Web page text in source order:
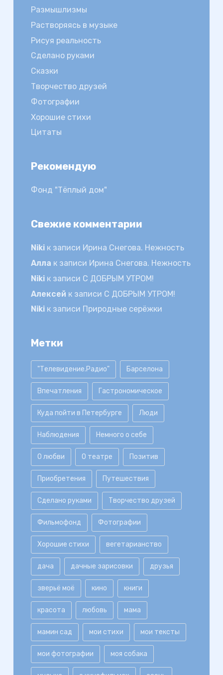
Размышлизмы
Растворяясь в музыке
Рисуя реальность
Сделано руками
Сказки
Творчество друзей
Фотографии
Хорошие стихи
Цитаты
Рекомендую
Фонд "Тёплый дом"
Свежие комментарии
Nikiк записи Ирина Снегова. Нежность
Алла к записи Ирина Снегова. Нежность
Nikiк записи С ДОБРЫМ УТРОМ!
Алексей к записи С ДОБРЫМ УТРОМ!
Nikiк записи Природные серёжки
Метки
"Телевидение.Радио" Барселона
Впечатления Гастрономическое
Куда пойти в Петербурге Люди
Наблюдения Немного о себе
О любви О театре Позитив
Приобретения Путешествия
Сделано руками Творчество друзей
Фильмофонд Фотографии
Хорошие стихи вегетарианство
дача дачные зарисовки друзья
зверьё моё кино книги
красота любовь мама
мамин сад мои стихи мои тексты
мои фотографии моя собака